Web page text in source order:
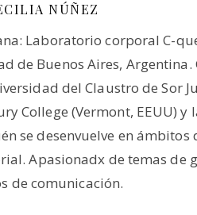
NÚÑEZ
Laboratorio corporal C-
de Buenos Aires,
del Claustro de Sor
College (Vermont, EEUU) y
se desenvuelve en
Apasionadx de temas de
de comunicación.